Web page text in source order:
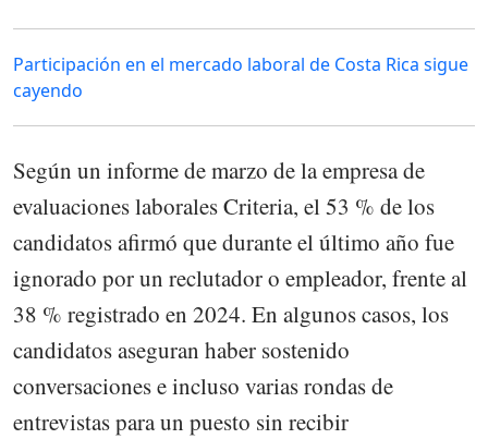
Participación en el mercado laboral de Costa Rica sigue
cayendo
Según un informe de marzo de la empresa de
evaluaciones laborales Criteria, el 53 % de los
candidatos afirmó que durante el último año fue
ignorado por un reclutador o empleador, frente al
38 % registrado en 2024. En algunos casos, los
candidatos aseguran haber sostenido
conversaciones e incluso varias rondas de
entrevistas para un puesto sin recibir